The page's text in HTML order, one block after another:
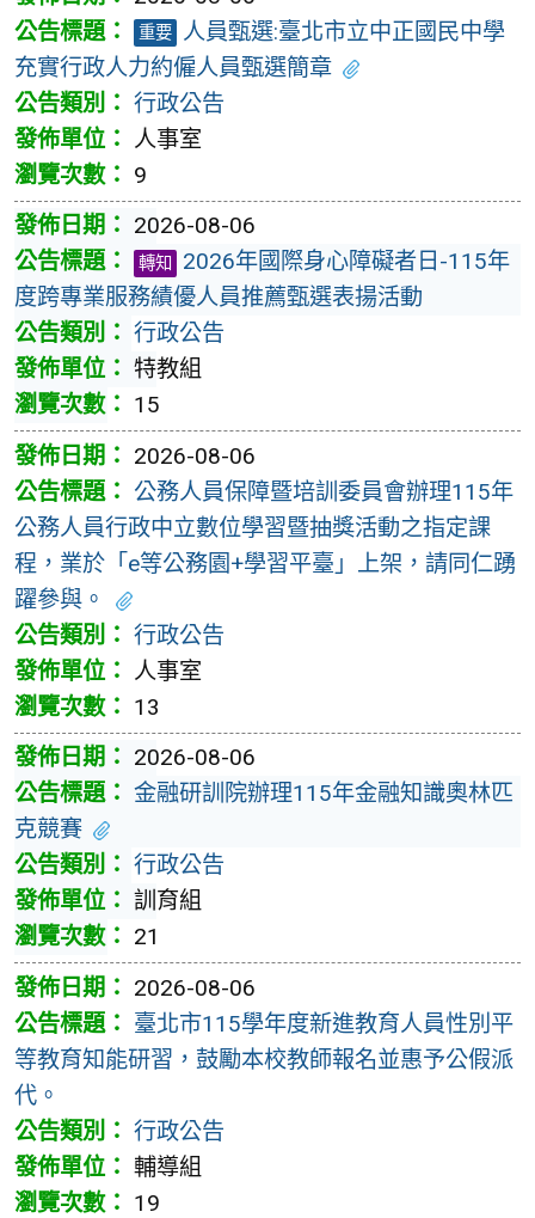
重要 人員甄選:臺北市立中正國民中學
充實行政人力約僱人員甄選簡章
行政公告
人事室
9
2026-08-06
轉知
2026年國際身心障礙者日-115年
度跨專業服務績優人員推薦甄選表揚活動
行政公告
特教組
15
2026-08-06
公務人員保障暨培訓委員會辦理115年
公務人員行政中立數位學習暨抽獎活動之指定課
程，業於「e等公務園+學習平臺」上架，請同仁踴
躍參與。
行政公告
人事室
13
2026-08-06
金融研訓院辦理115年金融知識奧林匹
克競賽
行政公告
訓育組
21
2026-08-06
臺北市115學年度新進教育人員性別平
等教育知能研習，鼓勵本校教師報名並惠予公假派
代。
行政公告
輔導組
19